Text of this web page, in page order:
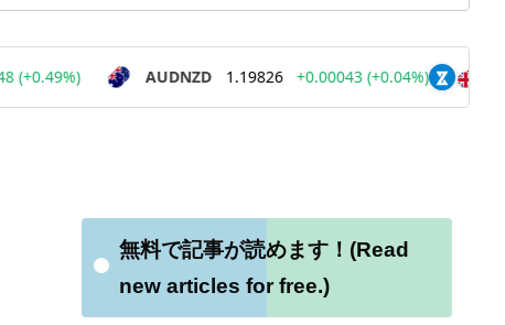
無料で記事が読めます！(Read
new articles for free.)